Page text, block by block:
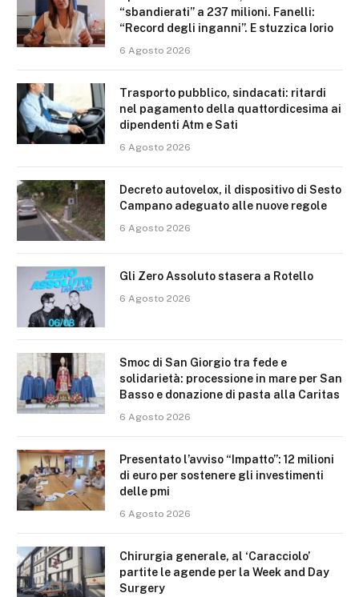
“sbandierati” a 237 milioni. Fanelli:
“Record degli inganni”. E stuzzica Iorio
6 Agosto 2026
Trasporto pubblico, sindacati: ritardi
nel pagamento della quattordicesima ai
dipendenti Atm e Sati
6 Agosto 2026
Decreto autovelox, il dispositivo di Sesto
Campano adeguato alle nuove regole
6 Agosto 2026
Gli Zero Assoluto stasera a Rotello
6 Agosto 2026
Smoc di San Giorgio tra fede e
solidarietà: processione in mare per San
Basso e donazione di pasta alla Caritas
6 Agosto 2026
Presentato l’avviso “Impatto”: 12 milioni
di euro per sostenere gli investimenti
delle pmi
6 Agosto 2026
Chirurgia generale, al ‘Caracciolo’
partite le agende per la Week and Day
Surgery